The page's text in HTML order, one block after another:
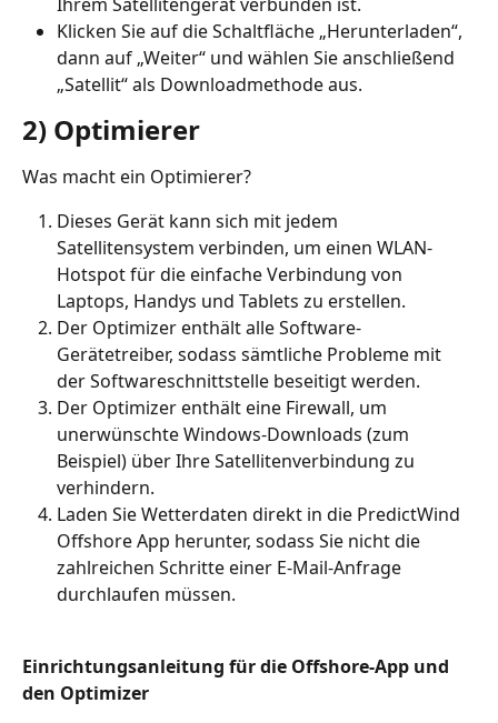
Klicken Sie auf die Schaltfläche „Herunterladen“,
dann auf „Weiter“ und wählen Sie anschließend
„Satellit“ als Downloadmethode aus.
2) Optimierer
Was macht ein Optimierer?
Dieses Gerät kann sich mit jedem
Satellitensystem verbinden, um einen WLAN-
Hotspot für die einfache Verbindung von
Laptops, Handys und Tablets zu erstellen.
Der Optimizer enthält alle Software-
Gerätetreiber, sodass sämtliche Probleme mit
der Softwareschnittstelle beseitigt werden.
Der Optimizer enthält eine Firewall, um
unerwünschte Windows-Downloads (zum
Beispiel) über Ihre Satellitenverbindung zu
verhindern.
Laden Sie Wetterdaten direkt in die PredictWind
Offshore App herunter, sodass Sie nicht die
zahlreichen Schritte einer E-Mail-Anfrage
durchlaufen müssen.
Einrichtungsanleitung für die Offshore-App und
den Optimizer